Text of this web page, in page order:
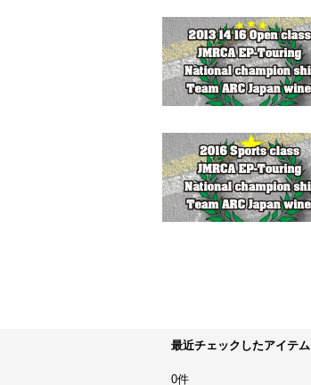
最近チェックしたアイテム
0件